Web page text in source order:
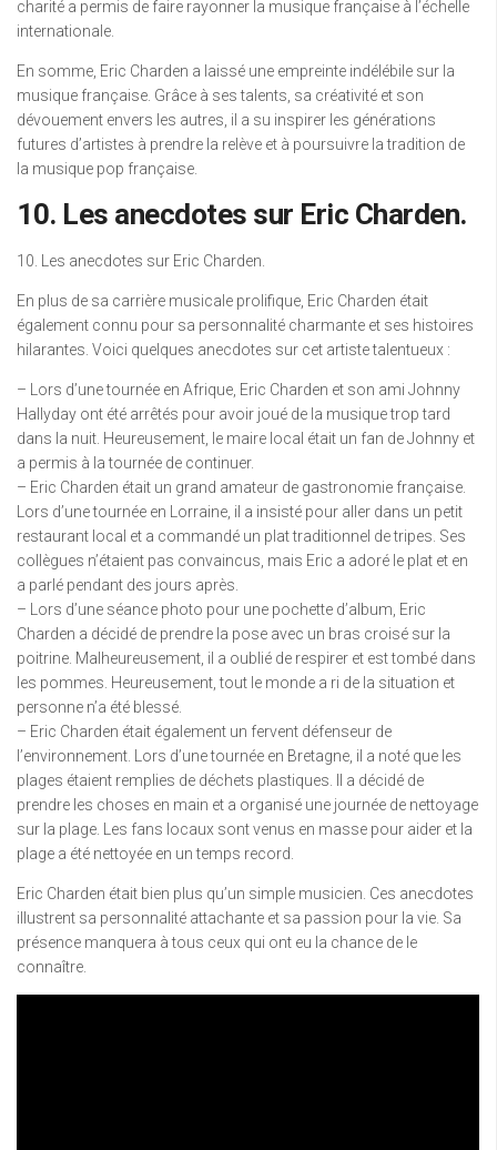
charité a permis de faire rayonner la musique française à l’échelle
internationale.
En somme, Eric Charden a laissé une empreinte indélébile sur la
musique française. Grâce à ses talents, sa créativité et son
dévouement envers les autres, il a su inspirer les générations
futures d’artistes à prendre la relève et à poursuivre la tradition de
la musique pop française.
10. Les anecdotes sur Eric Charden.
10. Les anecdotes sur Eric Charden.
En plus de sa carrière musicale prolifique, Eric Charden était
également connu pour sa personnalité charmante et ses histoires
hilarantes. Voici quelques anecdotes sur cet artiste talentueux :
– Lors d’une tournée en Afrique, Eric Charden et son ami Johnny
Hallyday ont été arrêtés pour avoir joué de la musique trop tard
dans la nuit. Heureusement, le maire local était un fan de Johnny et
a permis à la tournée de continuer.
– Eric Charden était un grand amateur de gastronomie française.
Lors d’une tournée en Lorraine, il a insisté pour aller dans un petit
restaurant local et a commandé un plat traditionnel de tripes. Ses
collègues n’étaient pas convaincus, mais Eric a adoré le plat et en
a parlé pendant des jours après.
– Lors d’une séance photo pour une pochette d’album, Eric
Charden a décidé de prendre la pose avec un bras croisé sur la
poitrine. Malheureusement, il a oublié de respirer et est tombé dans
les pommes. Heureusement, tout le monde a ri de la situation et
personne n’a été blessé.
– Eric Charden était également un fervent défenseur de
l’environnement. Lors d’une tournée en Bretagne, il a noté que les
plages étaient remplies de déchets plastiques. Il a décidé de
prendre les choses en main et a organisé une journée de nettoyage
sur la plage. Les fans locaux sont venus en masse pour aider et la
plage a été nettoyée en un temps record.
Eric Charden était bien plus qu’un simple musicien. Ces anecdotes
illustrent sa personnalité attachante et sa passion pour la vie. Sa
présence manquera à tous ceux qui ont eu la chance de le
connaître.